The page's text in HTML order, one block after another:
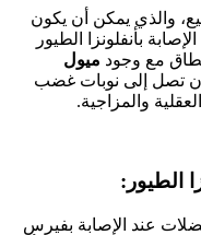
والذي يمكن أن يكون
بأنفلونزا الطيور
مع وجود ميول
تصل إلى نوبات غضب
والمزاجية.
عند الإصابة بفيرس